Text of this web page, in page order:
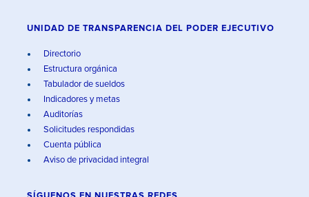
UNIDAD DE TRANSPARENCIA DEL PODER EJECUTIVO
Directorio
Estructura orgánica
Tabulador de sueldos
Indicadores y metas
Auditorías
Solicitudes respondidas
Cuenta pública
Aviso de privacidad integral